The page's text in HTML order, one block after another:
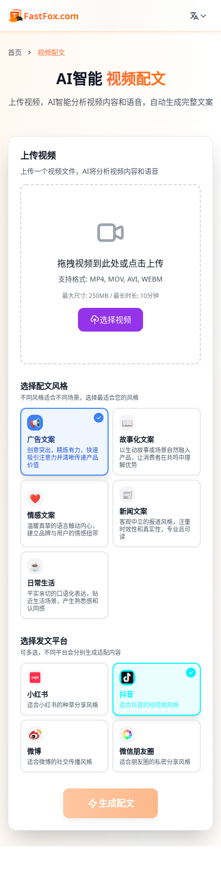
FastFox.com
首页 视频配文
AI智能 视频配文
上传视频，AI智能分析视频内容和语音，自动生成完整文案
上传视频
上传一个视频文件，AI将分析视频内容和语音
拖拽视频到此处或点击上传
支持格式: MP4, MOV, AVI, WEBM
最大尺寸: 250MB / 最长时长: 10分钟
选择视频
选择配文风格
不同风格适合不同场景，选择最适合您的风格
📢
广告文案
创意突出，精炼有力，快速
吸引注意力并清晰传递产品
价值
📖
故事化文案
以生动故事或场景自然融入
产品，让消费者在共鸣中理
解优势
❤️
情感文案
温暖真挚的语言触动内心，
建立品牌与用户的情感纽带
📰
新闻文案
客观中立的报道风格，注重
时效性和真实性，专业且可
读
☕
日常生活
平实亲切的口语化表达，贴
近生活场景，产生熟悉感和
认同感
选择发文平台
可多选，不同平台会分别生成适配内容
小红书
适合小红书的种草分享风格
抖音
适合抖音的短视频风格
微博
适合微博的社交传播风格
微信朋友圈
适合朋友圈的私密分享风格
生成配文